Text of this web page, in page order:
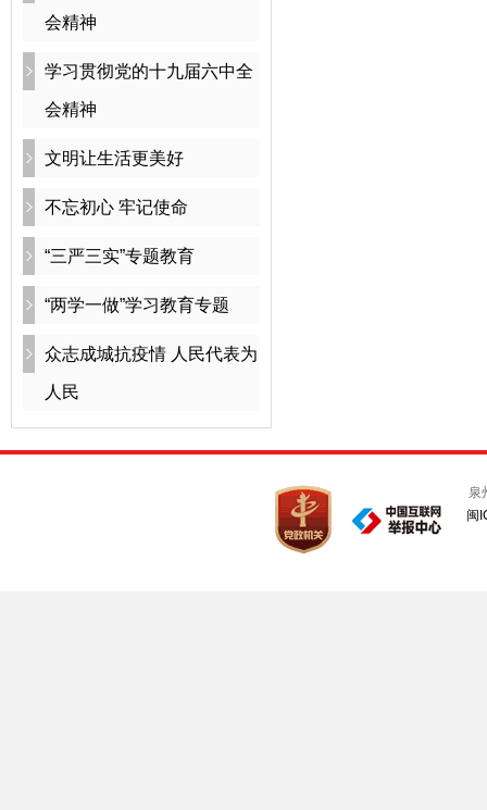
会精神
学习贯彻党的十九届六中全
会精神
文明让生活更美好
不忘初心 牢记使命
“三严三实”专题教育
“两学一做”学习教育专题
众志成城抗疫情 人民代表为
人民
泉
闽